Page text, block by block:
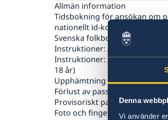
Denna
Vi använder
Allmän information
Tidsbokning för ansökan om
nationellt id-kort
Svenska folkbokföringsregistret
Instruktioner: Ansökan för
Instruktioner: Ansökan för
18 år)
Upphämtning av pass &
Förlust av pass och nationellt
Provisoriskt pass
Foto och fingeravtryck